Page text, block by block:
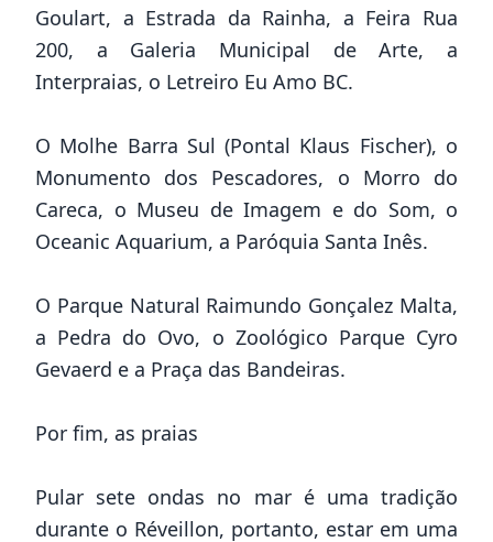
Goulart, a Estrada da Rainha, a Feira Rua
200, a Galeria Municipal de Arte, a
Interpraias, o Letreiro Eu Amo BC.
O Molhe Barra Sul (Pontal Klaus Fischer), o
Monumento dos Pescadores, o Morro do
Careca, o Museu de Imagem e do Som, o
Oceanic Aquarium, a Paróquia Santa Inês.
O Parque Natural Raimundo Gonçalez Malta,
a Pedra do Ovo, o Zoológico Parque Cyro
Gevaerd e a Praça das Bandeiras.
Por fim, as praias
Pular sete ondas no mar é uma tradição
durante o Réveillon, portanto, estar em uma